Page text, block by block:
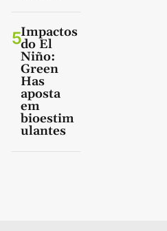
5Impactos
do El
Niño:
Green
Has
aposta
em
bioestim
ulantes